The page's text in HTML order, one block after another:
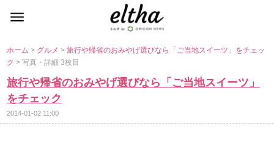
ホーム> グルメ>旅行や帰省のおみやげ選びなら「ご当地スイーツ」をチェッ
ク> 写真・詳細 3枚目
旅行や帰省のおみやげ選びなら「ご当地スイーツ」
をチェック
2014-01-02 11:00